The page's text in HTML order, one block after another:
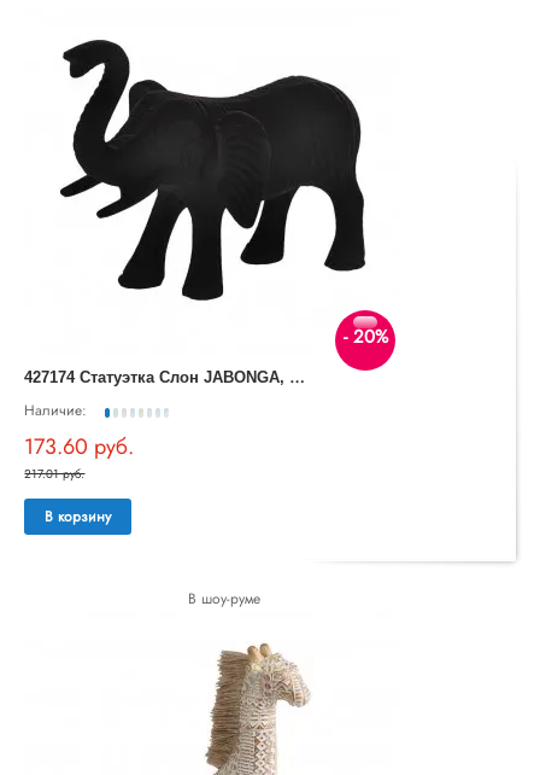
- 20%
4
27174 Статуэтка Слон JABONGA, L185, B130, H150, алюминий, черный
Наличие:
173.60 руб.
217.01 руб.
В корзину
В шоу-руме